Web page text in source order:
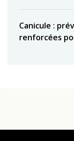
Canicule :
renforcées